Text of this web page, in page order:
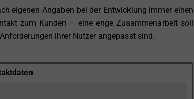
eigenen Angaben bei der Entwicklung immer einen
zum Kunden – eine enge Zusammenarbeit soll
ihrer Nutzer angepasst sind.